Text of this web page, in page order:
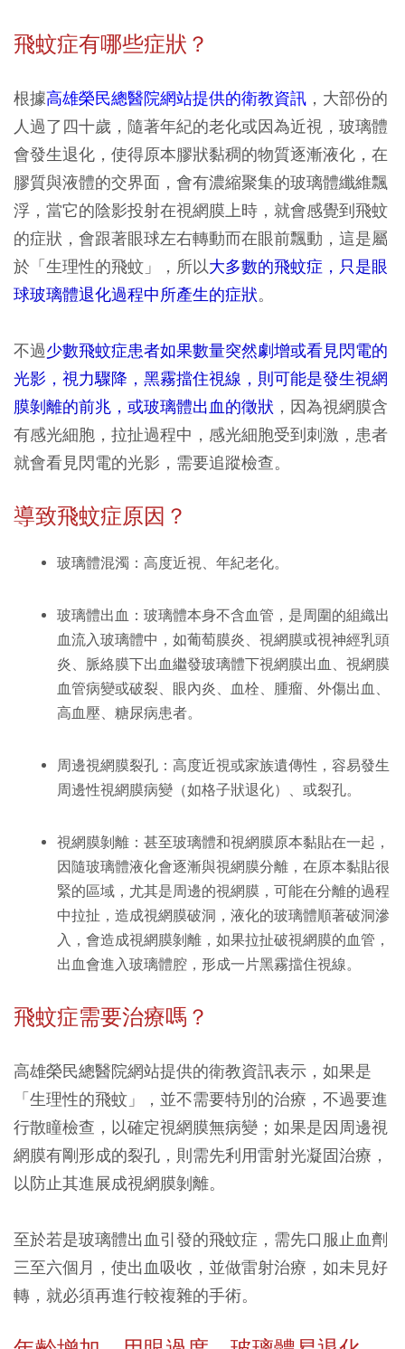
飛蚊症有哪些症狀？
根據高雄榮民總醫院網站提供的衛教資訊 ，大部份的
人過了四十歲，隨著年紀的老化或因為近視，玻璃體
會發生退化，使得原本膠狀黏稠的物質逐漸液化，在
膠質與液體的交界面，會有濃縮聚集的玻璃體纖維飄
浮，當它的陰影投射在視網膜上時，就會感覺到飛蚊
的症狀，會跟著眼球左右轉動而在眼前飄動，這是屬
於「生理性的飛蚊」，所以大多數的飛蚊症，只是眼
球玻璃體退化過程中所產生的症狀。
不過少數飛蚊症患者如果數量突然劇增或看見閃電的
光影，視力驟降，黑霧擋住視線，則可能是發生視網
膜剝離的前兆，或玻璃體出血的徵狀 ，因為視網膜含
有感光細胞，拉扯過程中，感光細胞受到刺激，患者
就會看見閃電的光影，需要追蹤檢查。
導致飛蚊症原因？
玻璃體混濁：高度近視、年紀老化。
玻璃體出血：玻璃體本身不含血管，是周圍的組織出
血流入玻璃體中，如葡萄膜炎、視網膜或視神經乳頭
炎、脈絡膜下出血繼發玻璃體下視網膜出血、視網膜
血管病變或破裂、眼內炎、血栓、腫瘤、外傷出血、
高血壓、糖尿病患者。
周邊視網膜裂孔：高度近視或家族遺傳性，容易發生
周邊性視網膜病變（如格子狀退化）、或裂孔。
視網膜剝離：甚至玻璃體和視網膜原本黏貼在一起，
因隨玻璃體液化會逐漸與視網膜分離，在原本黏貼很
緊的區域，尤其是周邊的視網膜，可能在分離的過程
中拉扯，造成視網膜破洞，液化的玻璃體順著破洞滲
入，會造成視網膜剝離，如果拉扯破視網膜的血管，
出血會進入玻璃體腔，形成一片黑霧擋住視線。
飛蚊症需要治療嗎？
高雄榮民總醫院網站提供的衛教資訊表示，如果是
「生理性的飛蚊」，並不需要特別的治療，不過要進
行散瞳檢查，以確定視網膜無病變；如果是因周邊視
網膜有剛形成的裂孔，則需先利用雷射光凝固治療，
以防止其進展成視網膜剝離。
至於若是玻璃體出血引發的飛蚊症，需先口服止血劑
三至六個月，使出血吸收，並做雷射治療，如未見好
轉，就必須再進行較複雜的手術。